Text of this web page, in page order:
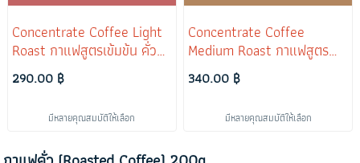
Concentrate Coffee Light
Roast กาแฟสูตรเข้มข้น คั่ว
อ่อน (Strawberry)
Anaerobic Process
290.00 ฿
มีหลายคุณสมบัติให้เลือก
Concentrate Coffee
Medium Roast กาแฟสูตร
เข้มข้น คั่วกลาง (Caramel)
Washed Process
340.00 ฿
มีหลายคุณสมบัติให้เลือก